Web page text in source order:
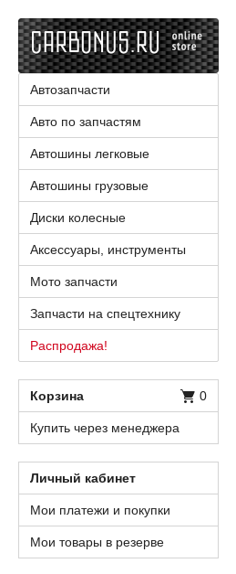
Автозапчасти
Авто по запчастям
Автошины легковые
Автошины грузовые
Диски колесные
Аксессуары, инструменты
Мото запчасти
Запчасти на спецтехнику
Распродажа!
Корзина 0
Купить через менеджера
Личный кабинет
Мои платежи и покупки
Мои товары в резерве